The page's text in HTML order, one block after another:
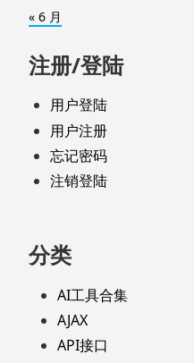
« 6 月
注册/登陆
用户登陆
用户注册
忘记密码
注销登陆
分类
AI工具合集
AJAX
API接口